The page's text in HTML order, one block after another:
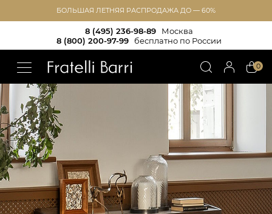
БОЛЬШАЯ ЛЕТНЯЯ РАСПРОДАЖА ДО — 60%
8 (495) 236-98-89
Москва
8 (800) 200-97-99
бесплатно по России
0